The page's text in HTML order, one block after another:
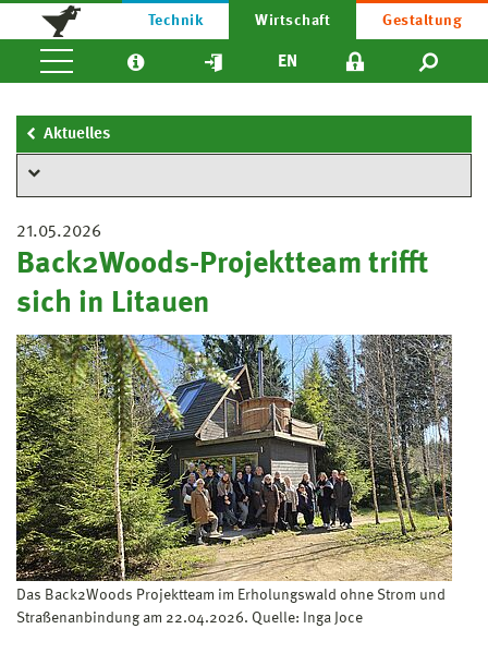
Technik Wirtschaft Gestaltung
EN
Aktuelles
21.05.2026
Back2Woods-Projektteam trifft
sich in Litauen
Das Back2Woods Projektteam im Erholungswald ohne Strom und
Straßenanbindung am 22.04.2026. Quelle: Inga Joce